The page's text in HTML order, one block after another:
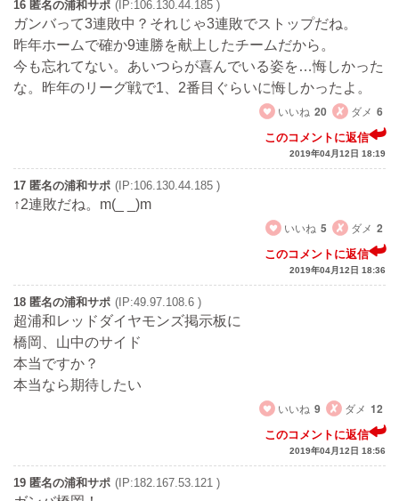
16 匿名の浦和サポ (IP:106.130.44.185 )
ガンバって3連敗中？それじゃ3連敗でストップだね。
昨年ホームで確か9連勝を献上したチームだから。
今も忘れてない。あいつらが喜んでいる姿を…悔しかった
な。昨年のリーグ戦で1、2番目ぐらいに悔しかったよ。
いいね 20 ダメ 6
このコメントに返信
2019年04月12日 18:19
17 匿名の浦和サポ (IP:106.130.44.185 )
↑2連敗だね。m(_ _)m
いいね 5 ダメ 2
このコメントに返信
2019年04月12日 18:36
18 匿名の浦和サポ (IP:49.97.108.6 )
超浦和レッドダイヤモンズ掲示板に
橋岡、山中のサイド
本当ですか？
本当なら期待したい
いいね 9 ダメ 12
このコメントに返信
2019年04月12日 18:56
19 匿名の浦和サポ (IP:182.167.53.121 )